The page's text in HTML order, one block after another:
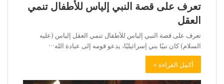
تعرف على قصة النبي إلياس للأطفال تنمي
العقل
تعرف على قصة النبي إلياس للأطفال تنمي العقل إلياس (عليه
السلام) كان نبيًا بني إسرائيليًا، يدعو قومه إلى عبادة الله…
أكمل القراءة »